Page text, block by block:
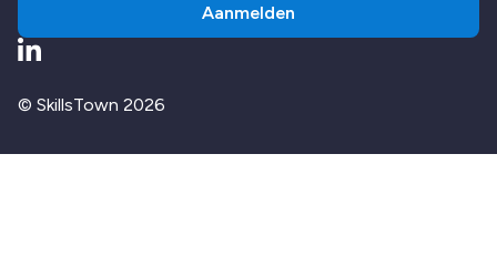
Aanmelden
Ga naar LinkedIn
© SkillsTown 2026